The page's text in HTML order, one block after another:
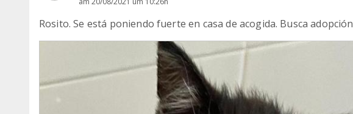
Rosito. Se está poniendo fuerte en casa de acogida. Busca adopción